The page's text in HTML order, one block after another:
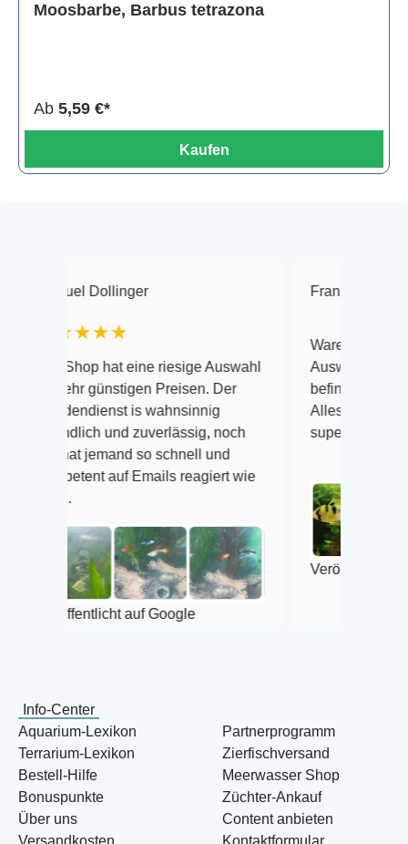
Moosbarbe, Barbus tetrazona
Ab 5,59 €*
Kaufen
hat eine riesige Auswahl
Preisen. Der
is wahnsinnig
und zuverlässig, noch
so schnell und
auf Emails reagiert wie
auf Google
Frank Hackmayer
Warenanlieferung Top und
Auswahl plus
befinden der Fische
Alles ist quick lebendig und
super Zustand. Gerne wieder
Veröffentlicht auf Google
Info-Center
Aquarium-Lexikon
Terrarium-Lexikon
Bestell-Hilfe
Bonuspunkte
Über uns
Partnerprogramm
Zierfischversand
Meerwasser Shop
Züchter-Ankauf
Content anbieten